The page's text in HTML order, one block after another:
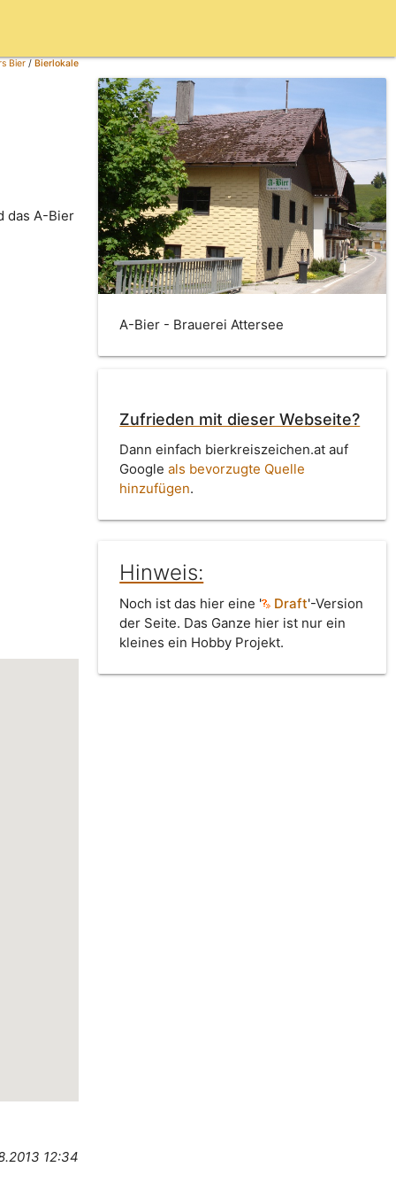
Bier/Bierlokale
das A-Bier
12:34
A-Bier - Brauerei Attersee
Zufrieden mit dieser Webseite?
Dann einfach bierkreiszeichen.at auf
Googleals bevorzugte Quelle
hinzufügen.
Hinweis:
Noch ist das hier eine ' Draft'-Version
der Seite. Das Ganze hier ist nur ein
kleines ein Hobby Projekt.